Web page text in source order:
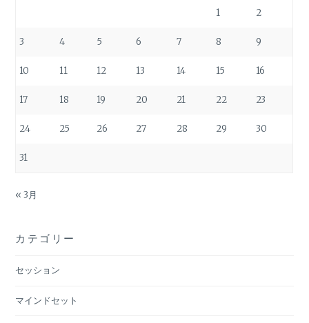
1 2
3 4 5 6 7 8 9
10 11 12 13 14 15 16
17 18 19 20 21 22 23
24 25 26 27 28 29 30
31
« 3月
カテゴリー
セッション
マインドセット